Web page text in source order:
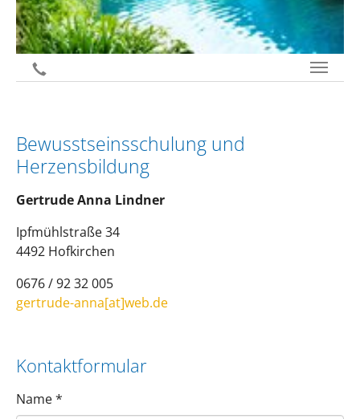
Bewusstseinsschulung und
Herzensbildung
Gertrude Anna Lindner
Ipfmühlstraße 34
4492 Hofkirchen
0676 / 92 32 005
gertrude-anna[at]web.de
Kontaktformular
Name*